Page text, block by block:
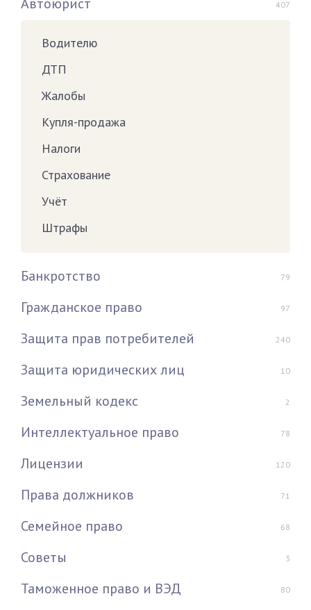
Автоюрист 407
Водителю
ДТП
Жалобы
Купля-продажа
Налоги
Страхование
Учёт
Штрафы
Банкротство 79
Гражданское право 97
Защита прав потребителей 240
Защита юридических лиц 10
Земельный кодекс 2
Интеллектуальное право 78
Лицензии 120
Права должников 71
Семейное право 68
Советы 3
Таможенное право и ВЭД 80